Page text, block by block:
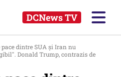
DCNews TV
pace dintre SUA şi Iran nu
Donald Trump, contrazis de